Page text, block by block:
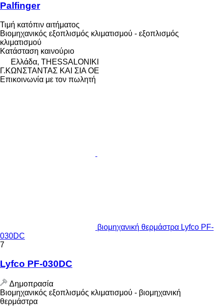
Palfinger
Τιμή κατόπιν αιτήματος
Βιομηχανικός εξοπλισμός κλιματισμού - εξοπλισμός
κλιματισμού
Κατάσταση καινούριο
Ελλάδα, THESSALONIKI
Γ.ΚΩΝΣΤΑΝΤΑΣ ΚΑΙ ΣΙΑ ΟΕ
Επικοινωνία με τον πωλητή
βιομηχανική θερμάστρα Lyfco PF-
030DC
7
Lyfco PF-030DC
Δημοπρασία
Βιομηχανικός εξοπλισμός κλιματισμού - βιομηχανική
θερμάστρα